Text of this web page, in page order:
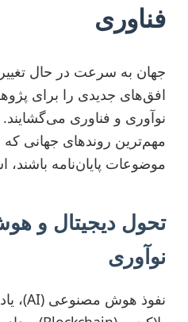
فناوری
جهان به سرعت در حال
افق‌های جدیدی را برای
نوآوری و فناوری می‌گشایند.
مهم‌ترین روندهای جهانی که
موضوعات پایان‌نامه باشند،
تحول دیجیتال و
نوآوری